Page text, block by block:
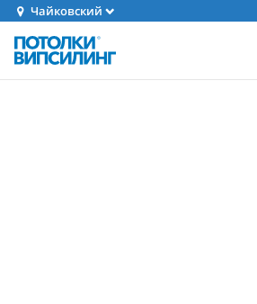
Чайковский